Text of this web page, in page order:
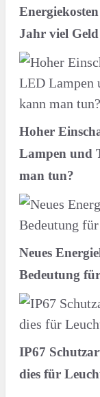
Jahr viel Geld
Hoher
Lampen und
man tun?
Neues
Bedeutung
IP67
dies für